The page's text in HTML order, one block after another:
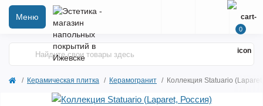
Меню
0
Керамическая плитка Керамогранит Коллекция Statuario